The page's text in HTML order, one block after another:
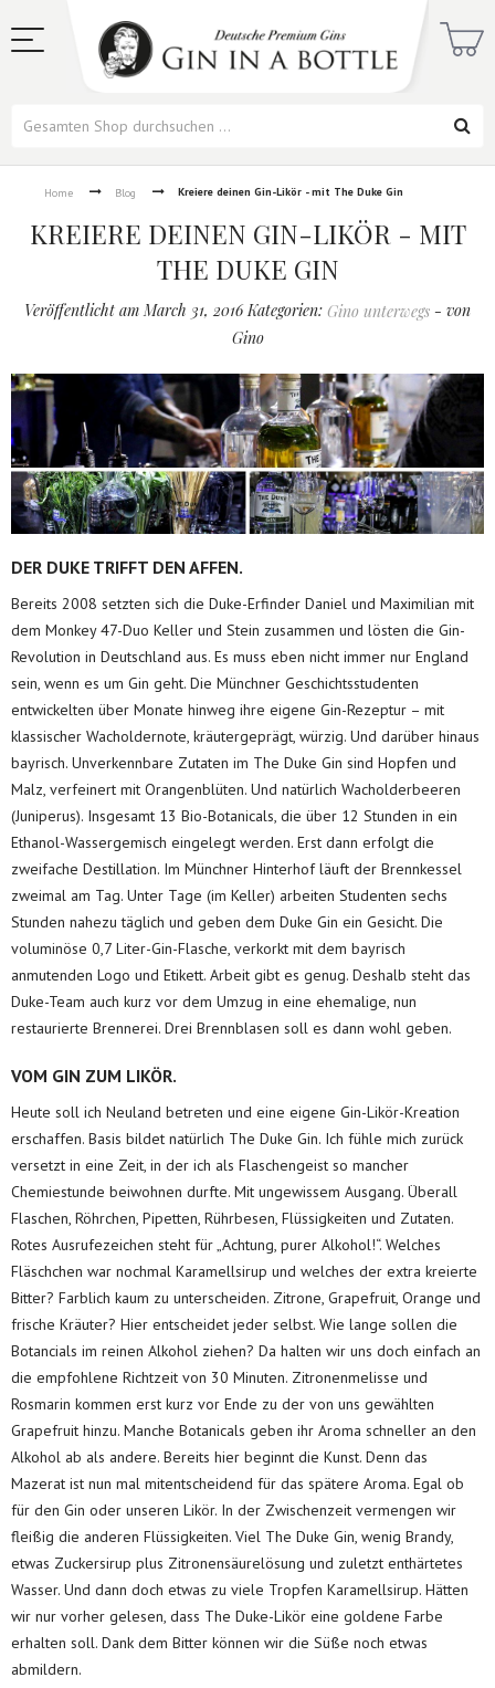
Home Blog Kreiere deinen Gin-Likör - mit The Duke Gin
KREIERE DEINEN GIN-LIKÖR - MIT
THE DUKE GIN
Veröffentlicht am March 31, 2016 Kategorien: Gino unterwegs - von
Gino
DER DUKE TRIFFT DEN AFFEN.
Bereits 2008 setzten sich die Duke-Erfinder Daniel und Maximilian mit
dem Monkey 47-Duo Keller und Stein zusammen und lösten die Gin-
Revolution in Deutschland aus. Es muss eben nicht immer nur England
sein, wenn es um Gin geht. Die Münchner Geschichtsstudenten
entwickelten über Monate hinweg ihre eigene Gin-Rezeptur – mit
klassischer Wacholdernote, kräutergeprägt, würzig. Und darüber hinaus
bayrisch. Unverkennbare Zutaten im The Duke Gin sind Hopfen und
Malz, verfeinert mit Orangenblüten. Und natürlich Wacholderbeeren
(Juniperus). Insgesamt 13 Bio-Botanicals, die über 12 Stunden in ein
Ethanol-Wassergemisch eingelegt werden. Erst dann erfolgt die
zweifache Destillation. Im Münchner Hinterhof läuft der Brennkessel
zweimal am Tag. Unter Tage (im Keller) arbeiten Studenten sechs
Stunden nahezu täglich und geben dem Duke Gin ein Gesicht. Die
voluminöse 0,7 Liter-Gin-Flasche, verkorkt mit dem bayrisch
anmutenden Logo und Etikett. Arbeit gibt es genug. Deshalb steht das
Duke-Team auch kurz vor dem Umzug in eine ehemalige, nun
restaurierte Brennerei. Drei Brennblasen soll es dann wohl geben.
VOM GIN ZUM LIKÖR.
Heute soll ich Neuland betreten und eine eigene Gin-Likör-Kreation
erschaffen. Basis bildet natürlich The Duke Gin. Ich fühle mich zurück
versetzt in eine Zeit, in der ich als Flaschengeist so mancher
Chemiestunde beiwohnen durfte. Mit ungewissem Ausgang. Überall
Flaschen, Röhrchen, Pipetten, Rührbesen, Flüssigkeiten und Zutaten.
Rotes Ausrufezeichen steht für „Achtung, purer Alkohol!“. Welches
Fläschchen war nochmal Karamellsirup und welches der extra kreierte
Bitter? Farblich kaum zu unterscheiden. Zitrone, Grapefruit, Orange und
frische Kräuter? Hier entscheidet jeder selbst. Wie lange sollen die
Botancials im reinen Alkohol ziehen? Da halten wir uns doch einfach an
die empfohlene Richtzeit von 30 Minuten. Zitronenmelisse und
Rosmarin kommen erst kurz vor Ende zu der von uns gewählten
Grapefruit hinzu. Manche Botanicals geben ihr Aroma schneller an den
Alkohol ab als andere. Bereits hier beginnt die Kunst. Denn das
Mazerat ist nun mal mitentscheidend für das spätere Aroma. Egal ob
für den Gin oder unseren Likör. In der Zwischenzeit vermengen wir
fleißig die anderen Flüssigkeiten. Viel The Duke Gin, wenig Brandy,
etwas Zuckersirup plus Zitronensäurelösung und zuletzt enthärtetes
Wasser. Und dann doch etwas zu viele Tropfen Karamellsirup. Hätten
wir nur vorher gelesen, dass The Duke-Likör eine goldene Farbe
erhalten soll. Dank dem Bitter können wir die Süße noch etwas
abmildern.